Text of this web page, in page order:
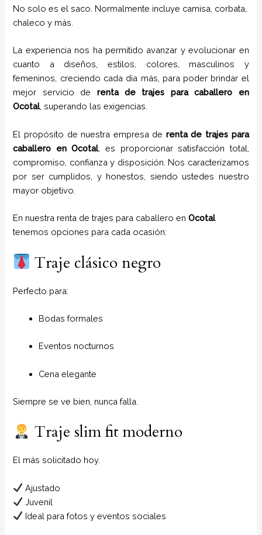
No solo es el saco. Normalmente incluye camisa, corbata,
chaleco y más.
La experiencia nos ha permitido avanzar y evolucionar en
cuanto a diseños, estilos, colores, masculinos y
femeninos, creciendo cada día más, para poder brindar el
mejor servicio de renta de trajes para caballero en
Ocotal, superando las exigencias.
El propósito de nuestra empresa de renta de trajes para
caballero enOcotal, es proporcionar satisfacción total,
compromiso, confianza y disposición. Nos caracterizamos
por ser cumplidos, y honestos, siendo ustedes nuestro
mayor objetivo.
En nuestra renta de trajes para caballero enOcotal
tenemos opciones para cada ocasión:
Traje clásico negro
Perfecto para:
Bodas formales
Eventos nocturnos
Cena elegante
Siempre se ve bien, nunca falla.
Traje slim fit moderno
El más solicitado hoy.
Ajustado
Juvenil
Ideal para fotos y eventos sociales